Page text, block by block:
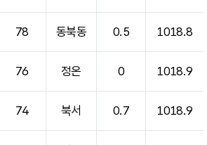
78 동북동 0.5 1018.8
76 정온 0 1018.9
74 북서 0.7 1018.9